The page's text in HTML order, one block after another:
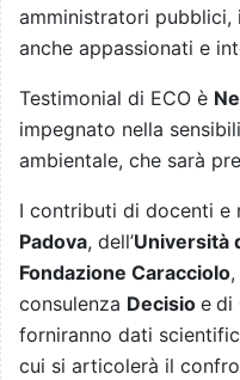
amministratori pubblici,
anche appassionati e
Testimonial di ECO è
impegnato nella
ambientale, che sarà
I contributi di docenti e
Padova, dell’Università
Fondazione Caracciolo
consulenza Decisio e di
forniranno dati
cui si articolerà il